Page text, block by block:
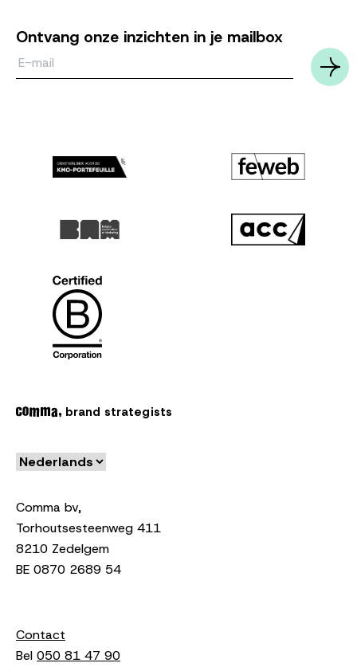
Ontvang onze inzichten in je mailbox
brand strategists
Comma bv,
Torhoutsesteenweg 411
8210 Zedelgem
BE 0870 2689 54
Contact
Bel 050 81 47 90